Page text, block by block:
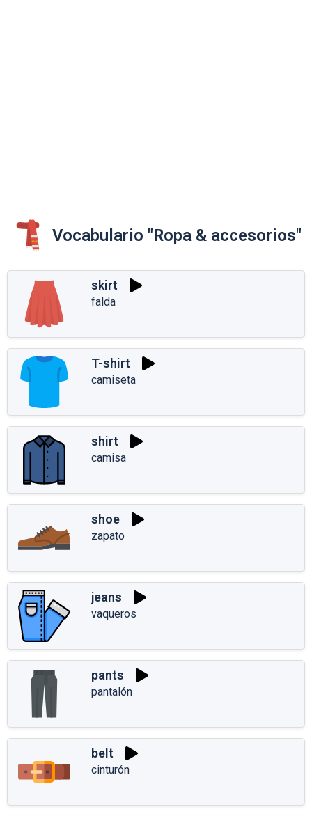
Vocabulario "Ropa & accesorios"
skirt
falda
T-shirt
camiseta
shirt
camisa
shoe
zapato
jeans
vaqueros
pants
pantalón
belt
cinturón